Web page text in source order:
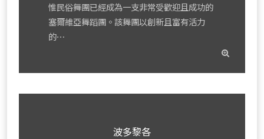
惟民俗舞團已經成為一支非常受歡迎且成功的
塞爾維亞舞蹈團。該舞團以創新且富有活力
的⋯
波多黎各